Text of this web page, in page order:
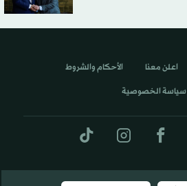
اعلن معنا الأحكام والشروط
سياسة الخصوصية